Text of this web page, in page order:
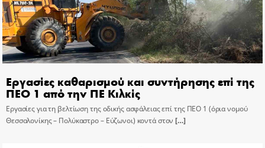
Εργασίες καθαρισμού και συντήρησης επί της
ΠΕΟ 1 από την ΠΕ Κιλκίς
Εργασίες για τη βελτίωση της οδικής ασφάλειας επί της ΠΕΟ 1 (όρια νομού
Θεσσαλονίκης – Πολύκαστρο – Εύζωνοι) κοντά στον […]